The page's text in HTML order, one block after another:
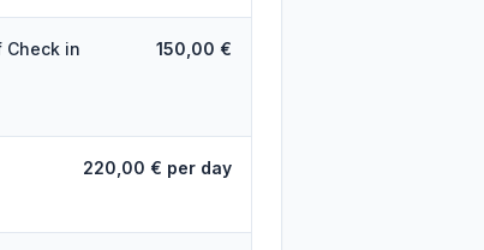
Check in
150,00 €
220,00 € per day